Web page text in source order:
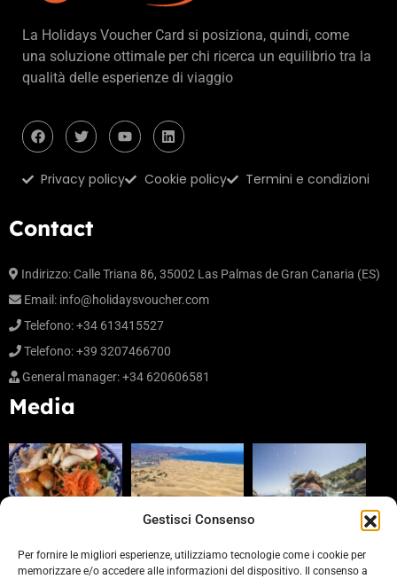
Gestisci Consenso
Per fornire le migliori esperienze, utilizziamo tecnologie come i cookie per
memorizzare e/o accedere alle informazioni del dispositivo. Il consenso a
La Holidays Voucher Card si posiziona, quindi, come
una soluzione ottimale per chi ricerca un equilibrio tra la
qualità delle esperienze di viaggio
Privacy policy Cookie policy Termini e condizioni
Contact
Indirizzo: Calle Triana 86, 35002 Las Palmas de Gran Canaria (ES)
Email: info@holidaysvoucher.com
Telefono: +34 613415527
Telefono: +39 3207466700
General manager: +34 620606581
Media